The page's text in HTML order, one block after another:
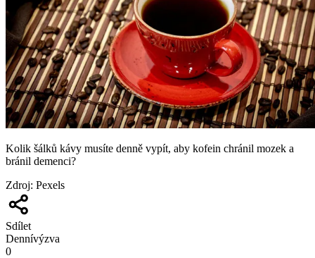
Kolik šálků kávy musíte denně vypít, aby kofein chránil mozek a
bránil demenci?
Zdroj: Pexels
Sdílet
Dennívýzva
0